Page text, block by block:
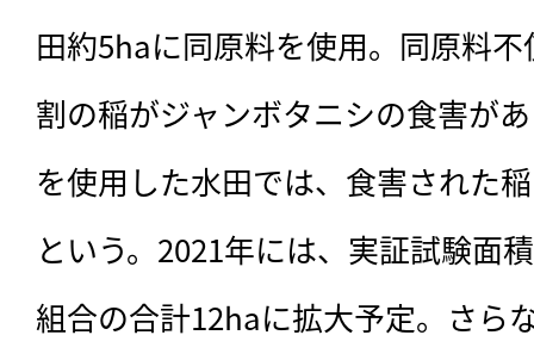
田約5haに同原料を使用。同原料
割の稲がジャンボタニシの食害が
を使用した水田では、食害された
という。2021年には、実証試験面
組合の合計12haに拡大予定。さら